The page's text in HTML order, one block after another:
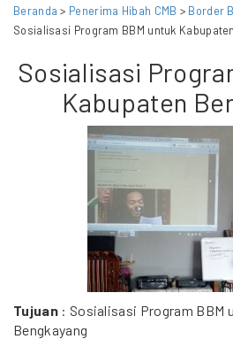
Beranda > Penerima Hibah CMB > Border
Sosialisasi Program BBM untuk
Sosialisasi
Kabupaten
Tujuan: Sosialisasi Program BBM
Bengkayang